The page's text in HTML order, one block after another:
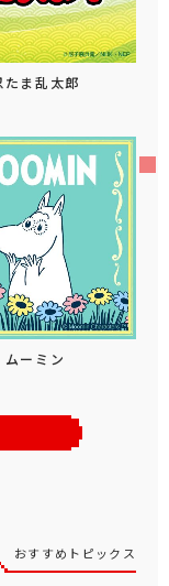
たま乱太郎
ムーミン
おすすめトピックス